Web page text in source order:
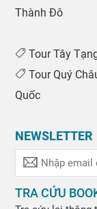
Thành Đô
Tour Tây
Tour Quý
Quốc
NEWSLETTER
TRA CỨU